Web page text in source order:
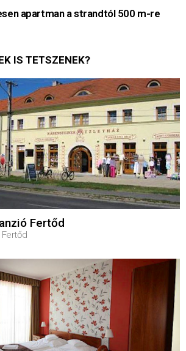
apartman a strandtól 500 m-re
IS TETSZENEK?
Fertőd